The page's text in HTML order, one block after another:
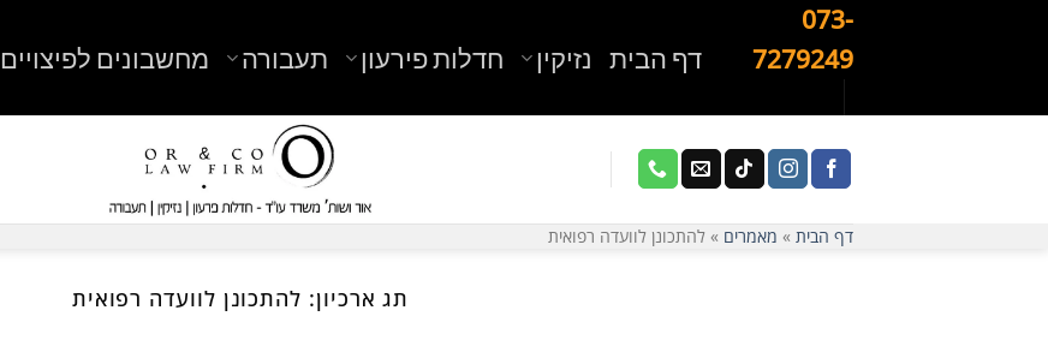
073-
7279249
דף הבית נזיקין חדלות פירעון תעבורה מחשבונים לפיצויים
דף הבית » מאמרים » להתכונן לוועדה רפואית
תג ארכיון: להתכונן לוועדה רפואית